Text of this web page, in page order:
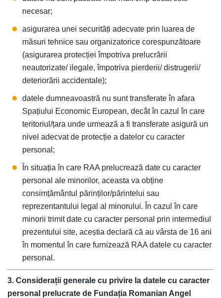
necesar;
asigurarea unei securități adecvate prin luarea de
măsuri tehnice sau organizatorice corespunzătoare
(asigurarea protecției împotriva prelucrării
neautorizate/ ilegale, împotriva pierderii/ distrugerii/
deteriorării accidentale);
datele dumneavoastră nu sunt transferate în afara
Spațiului Economic European, decât în cazul în care
teritoriul/țara unde urmează a fi transferate asigură un
nivel adecvat de protecție a datelor cu caracter
personal;
În situația în care RAA prelucrează date cu caracter
personal ale minorilor, aceasta va obține
consimțământul părinților/părintelui sau
reprezentantului legal al minorului. În cazul în care
minorii trimit date cu caracter personal prin intermediul
prezentului site, aceștia declară că au vârsta de 16 ani
în momentul în care furnizează RAA datele cu caracter
personal.
3. Considerații generale cu privire la datele cu caracter
personal prelucrate de Fundația Romanian Angel